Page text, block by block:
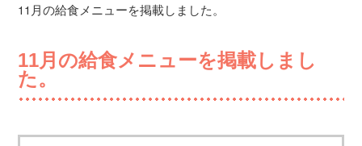
11月の給食メニューを掲載しました。
11月の給食メニューを掲載しまし
た。